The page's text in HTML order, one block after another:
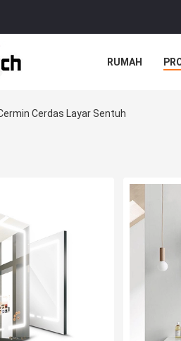
RUMAH
Cerdas Layar Sentuh